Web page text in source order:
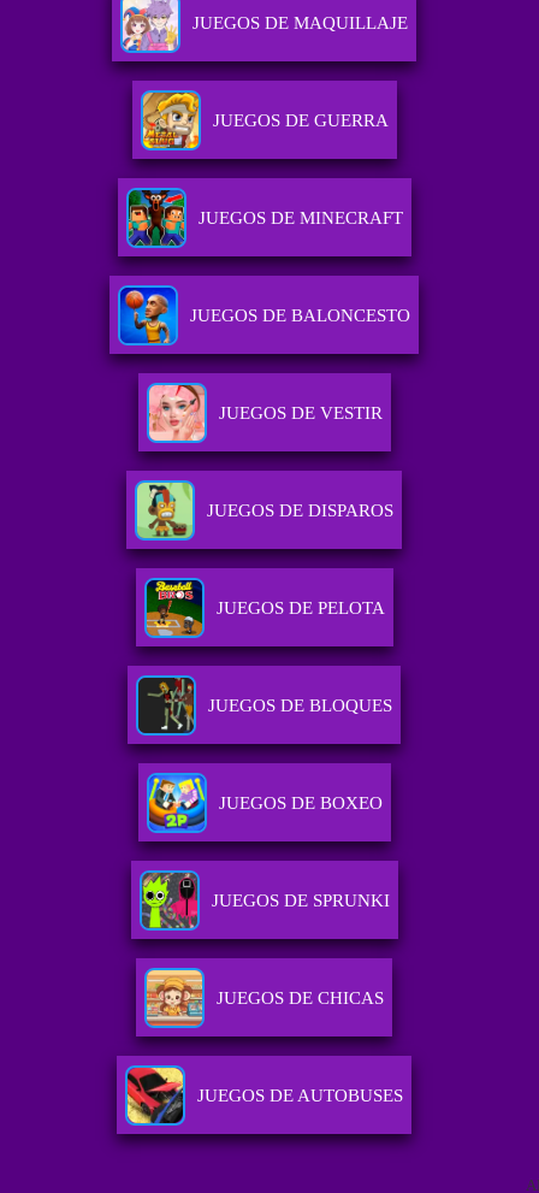
JUEGOS DE MAQUILLAJE
JUEGOS DE GUERRA
JUEGOS DE MINECRAFT
JUEGOS DE BALONCESTO
JUEGOS DE VESTIR
JUEGOS DE DISPAROS
JUEGOS DE PELOTA
JUEGOS DE BLOQUES
JUEGOS DE BOXEO
JUEGOS DE SPRUNKI
JUEGOS DE CHICAS
JUEGOS DE AUTOBUSES